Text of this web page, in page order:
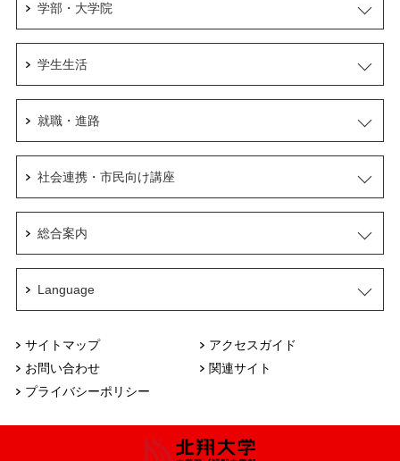
サイトマップ
アクセスガイド
お問い合わせ
関連サイト
プライバシーポリシー
学部・大学院
学生生活
就職・進路
社会連携・市民向け講座
総合案内
Language